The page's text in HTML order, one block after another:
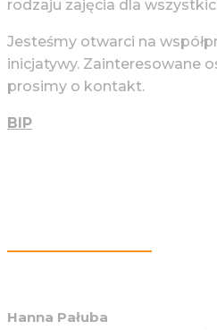
rodzaju zajęcia dla
Jesteśmy otwarci na
inicjatywy. Zainteresowane
prosimy o kontakt.
BIP
Hanna Pałuba